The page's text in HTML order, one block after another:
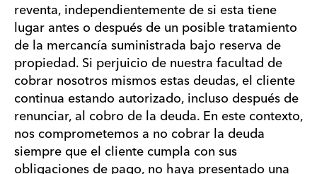
reventa, independientemente de si esta tiene
lugar antes o después de un posible tratamiento
de la mercancía suministrada bajo reserva de
propiedad. Si perjuicio de nuestra facultad de
cobrar nosotros mismos estas deudas, el cliente
continua estando autorizado, incluso después de
renunciar, al cobro de la deuda. En este contexto,
nos comprometemos a no cobrar la deuda
siempre que el cliente cumpla con sus
obligaciones de pago, no haya presentado una